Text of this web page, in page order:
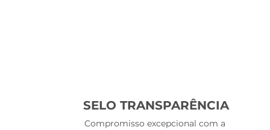
SELO TRANSPARÊNCIA
Compromisso excepcional com a